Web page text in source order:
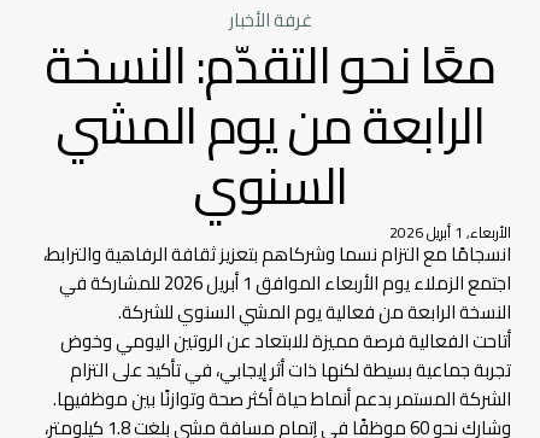
غرفة الأخبار
معًا نحو التقدّم: النسخة
الرابعة من يوم المشي
السنوي الأربعاء, 1 أبريل 2026
انسجامًا مع التزام نسما وشركاهم بتعزيز ثقافة الرفاهية والترابط،
اجتمع الزملاء يوم الأربعاء الموافق 1 أبريل 2026 للمشاركة في
النسخة الرابعة من فعالية يوم المشي السنوي للشركة.
أتاحت الفعالية فرصة مميزة للابتعاد عن الروتين اليومي وخوض
تجربة جماعية بسيطة لكنها ذات أثر إيجابي، في تأكيد على التزام
الشركة المستمر بدعم أنماط حياة أكثر صحة وتوازنًا بين موظفيها.
وشارك نحو 60 موظفًا في إتمام مسافة مشي بلغت 1.8 كيلومتر،